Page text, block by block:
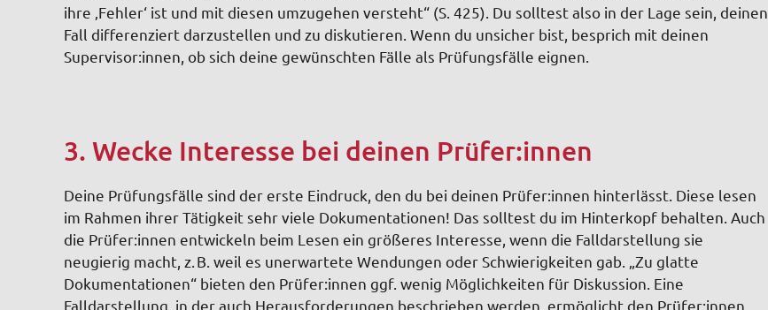
ihre ‚Fehler‘ ist und mit diesen umzugehen versteht“ (S. 425). Du solltest also in der Lage sein, deinen
Fall differenziert darzustellen und zu diskutieren. Wenn du unsicher bist, besprich mit deinen
Supervisor:innen, ob sich deine gewünschten Fälle als Prüfungsfälle eignen.
3. Wecke Interesse bei deinen Prüfer:innen
Deine Prüfungsfälle sind der erste Eindruck, den du bei deinen Prüfer:innen hinterlässt. Diese lesen
im Rahmen ihrer Tätigkeit sehr viele Dokumentationen! Das solltest du im Hinterkopf behalten. Auch
die Prüfer:innen entwickeln beim Lesen ein größeres Interesse, wenn die Falldarstellung sie
neugierig macht, z. B. weil es unerwartete Wendungen oder Schwierigkeiten gab. „Zu glatte
Dokumentationen“ bieten den Prüfer:innen ggf. wenig Möglichkeiten für Diskussion. Eine
Falldarstellung, in der auch Herausforderungen beschrieben werden, ermöglicht den Prüfer:innen